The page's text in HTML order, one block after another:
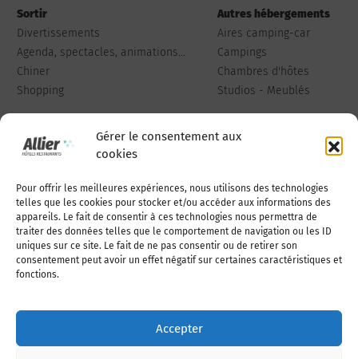
Gérer le consentement aux
cookies
Pour offrir les meilleures expériences, nous utilisons des technologies
telles que les cookies pour stocker et/ou accéder aux informations des
appareils. Le fait de consentir à ces technologies nous permettra de
traiter des données telles que le comportement de navigation ou les ID
uniques sur ce site. Le fait de ne pas consentir ou de retirer son
consentement peut avoir un effet négatif sur certaines caractéristiques et
fonctions.
Accepter
Sortir
Divertissements
Agenda, spectacles, animations...
Chiner
Shopping
Autres hébergements
Aires camping-car
Campings
Chambres d'hôtes
Studios - Meublés
Qui sommes-nous Publiez votre annonce
Adhérer à l’association Nous contacter